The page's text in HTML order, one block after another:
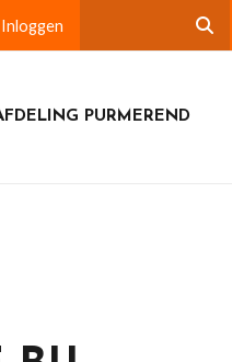
Inloggen
PURMEREND